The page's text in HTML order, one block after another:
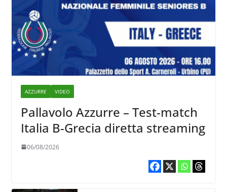
AZZURRE VIDEO
Pallavolo Azzurre – Test-match
Italia B-Grecia diretta streaming
06/08/2026